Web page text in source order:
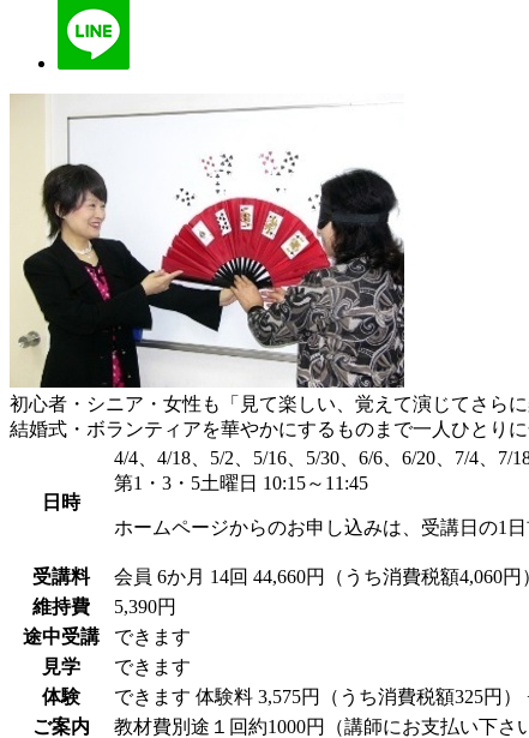
初心者・シニア・女性も「見て楽しい、覚えて演じてさら
結婚式・ボランティアを華やかにするものまで一人ひとり
日時
4/4、4/18、5/2、5/16、5/30、6/6、6/20、7/4、7/
第1・3・5土曜日 10:15～11:45
ホームページからのお申し込みは、受講日の1日
受講料 会員 6か月 14回 44,660円（うち消費税額4,060円
維持費
5,390円
途中受講
できます
見学
できます
体験
できます 体験料 3,575円（うち消費税額325円）
ご案内
教材費別途１回約1000円（講師にお支払い下さ